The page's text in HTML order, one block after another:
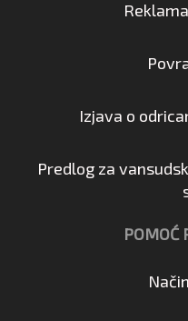
Izjava o
Predlog za
POMOĆ